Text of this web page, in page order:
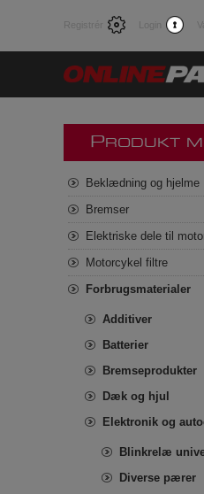
Registrér Login
P RODUKT
Beklædning og hjelme
Bremser
Elektriske dele til
Motorcykel filtre
Forbrugsmaterialer
Additiver
Batterier
Bremseprodukter
Dæk og hjul
Elektronik og
Blinkrelæ
Diverse pærer